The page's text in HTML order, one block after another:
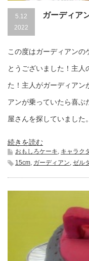
5.12
2022
ガーディア
この度はガーディアン
とうございました！主人
た！主人がガーディアン
アンが乗っていたら喜ぶ
屋さんを探していました。
続きを読む
おもしろケーキ, キャラク
15cm, ガーディアン, ゼル